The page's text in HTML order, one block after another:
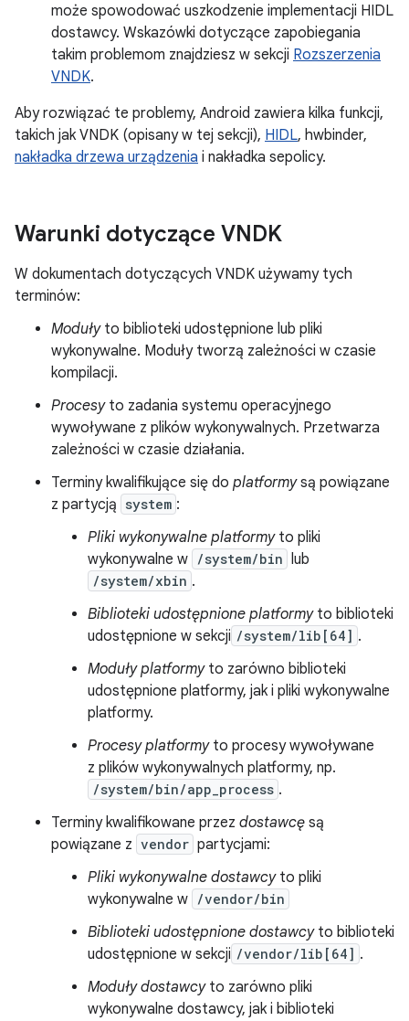
może spowodować uszkodzenie implementacji HIDL
dostawcy. Wskazówki dotyczące zapobiegania
takim problemom znajdziesz w sekcji Rozszerzenia
VNDK.
Aby rozwiązać te problemy, Android zawiera kilka funkcji,
takich jak VNDK (opisany w tej sekcji), HIDL, hwbinder,
nakładka drzewa urządzenia i nakładka sepolicy.
Warunki dotyczące VNDK
W dokumentach dotyczących VNDK używamy tych
terminów:
Modułyto biblioteki udostępnione lub pliki
wykonywalne. Moduły tworzą zależności w czasie
kompilacji.
Procesyto zadania systemu operacyjnego
wywoływane z plików wykonywalnych. Przetwarza
zależności w czasie działania.
Terminy kwalifikujące się do platformysą powiązane
z partycją system :
Pliki wykonywalne platformyto pliki
wykonywalne w /system/bin lub
/system/xbin .
Biblioteki udostępnione platformyto biblioteki
udostępnione w sekcji /system/lib[64] .
Moduły platformyto zarówno biblioteki
udostępnione platformy, jak i pliki wykonywalne
platformy.
Procesy platformyto procesy wywoływane
z plików wykonywalnych platformy, np.
/system/bin/app_process .
Terminy kwalifikowane przez dostawcę są
powiązane z vendor partycjami:
Pliki wykonywalne dostawcyto pliki
wykonywalne w /vendor/bin
Biblioteki udostępnione dostawcyto biblioteki
udostępnione w sekcji /vendor/lib[64] .
Moduły dostawcyto zarówno pliki
wykonywalne dostawcy, jak i biblioteki